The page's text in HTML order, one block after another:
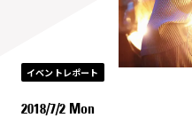
イベントレポート
2018/7/2 Mon